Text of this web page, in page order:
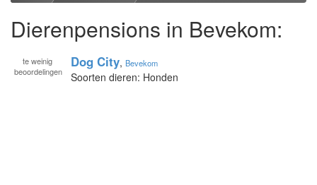
Dierenpensions in Bevekom:
te weinig
beoordelingen
Dog City, Bevekom
Soorten dieren: Honden